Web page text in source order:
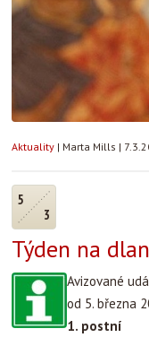
Aktuality | Marta Mills |
5
3
Týden na
Avizované
od 5. března
1. postní